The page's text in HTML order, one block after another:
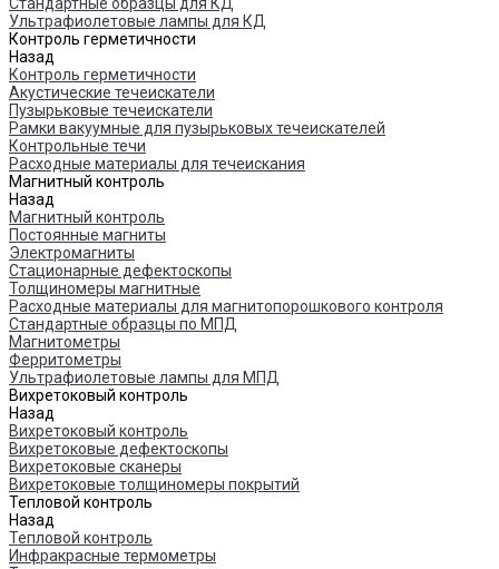
Ультрафиолетовые лампы для КД
Контроль герметичности
Назад
Контроль герметичности
Акустические течеискатели
Пузырьковые течеискатели
Рамки вакуумные для пузырьковых течеискателей
Контрольные течи
Расходные материалы для течеискания
Магнитный контроль
Назад
Магнитный контроль
Постоянные магниты
Электромагниты
Стационарные дефектоскопы
Толщиномеры магнитные
Расходные материалы для магнитопорошкового контроля
Стандартные образцы по МПД
Магнитометры
Ферритометры
Ультрафиолетовые лампы для МПД
Вихретоковый контроль
Назад
Вихретоковый контроль
Вихретоковые дефектоскопы
Вихретоковые сканеры
Вихретоковые толщиномеры покрытий
Тепловой контроль
Назад
Тепловой контроль
Инфракрасные термометры